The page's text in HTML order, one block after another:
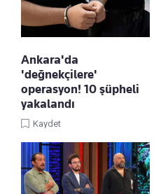
Ankara'da
'değnekçilere'
operasyon! 10 şüpheli
yakalandı
Kaydet